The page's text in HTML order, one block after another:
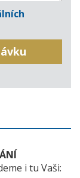
i tu Vaši: